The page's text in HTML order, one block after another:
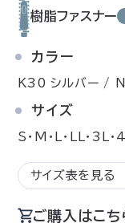
樹脂ファスナー
カラー
K30 シルバー /
サイズ
S・M・L・LL・3L
サイズ表を見る
ご購入はこち